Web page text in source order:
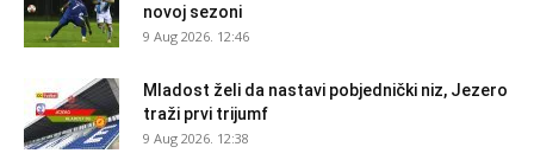
novoj sezoni
9 Aug 2026. 12:46
Mladost želi da nastavi pobjednički niz, Jezero
traži prvi trijumf
9 Aug 2026. 12:38